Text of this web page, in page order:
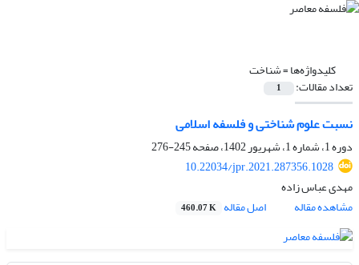
کلیدواژه‌ها =شناخت
تعداد مقالات: 1
نسبت علوم شناختی و فلسفه اسلامی
دوره 1، شماره 1، شهریور 1402، صفحه
245-276
10.22034/jpr.2021.287356.1028
مهدی عباس زاده
مشاهده مقاله
اصل مقاله 460.07 K